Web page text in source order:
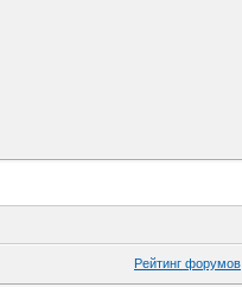
Рейтинг форумов